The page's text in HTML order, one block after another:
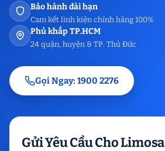
Bảo hành dài hạn
Cam kết linh kiện chính hãng 100%
Phủ khắp TP.HCM
24 quận, huyện & TP. Thủ Đức
Gọi Ngay: 1900 2276
Gửi Yêu Cầu Cho Limosa